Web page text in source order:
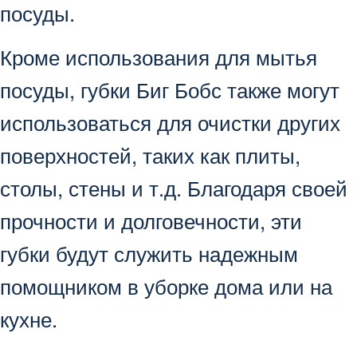
посуды.
Кроме использования для мытья
посуды, губки Биг Бобс также могут
использоваться для очистки других
поверхностей, таких как плиты,
столы, стены и т.д. Благодаря своей
прочности и долговечности, эти
губки будут служить надежным
помощником в уборке дома или на
кухне.